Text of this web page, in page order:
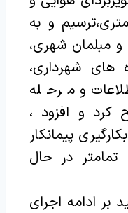
و به
مبلمان شهری،
های شهرداری،
و مرحله
و افزود ،
پیمانکار
در حال
ادامه اجرای